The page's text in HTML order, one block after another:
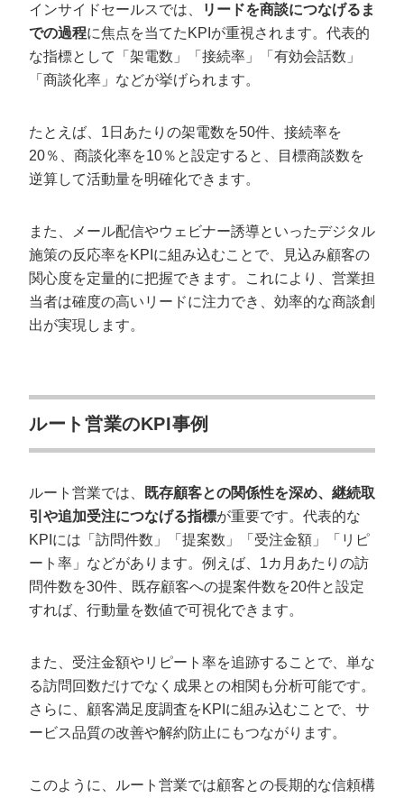
インサイドセールスでは、
リードを商談につなげるま
での過程に焦点を当てたKPIが重視されます。代表的
な指標として「架電数」「接続率」「有効会話数」
「商談化率」などが挙げられます。
たとえば、1日あたりの架電数を50件、接続率を
20％、商談化率を10％と設定すると、目標商談数を
逆算して活動量を明確化できます。
また、メール配信やウェビナー誘導といったデジタル
施策の反応率をKPIに組み込むことで、見込み顧客の
関心度を定量的に把握できます。これにより、営業担
当者は確度の高いリードに注力でき、効率的な商談創
出が実現します。
ルート営業のKPI事例
ルート営業では、
既存顧客との関係性を深め、継続取
引や追加受注につなげる指標が重要です。代表的な
KPIには「訪問件数」「提案数」「受注金額」「リピ
ート率」などがあります。例えば、1カ月あたりの訪
問件数を30件、既存顧客への提案件数を20件と設定
すれば、行動量を数値で可視化できます。
また、受注金額やリピート率を追跡することで、単な
る訪問回数だけでなく成果との相関も分析可能です。
さらに、顧客満足度調査をKPIに組み込むことで、サ
ービス品質の改善や解約防止にもつながります。
このように、ルート営業では顧客との長期的な信頼構